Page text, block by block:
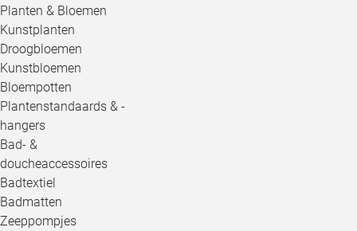
Planten & Bloemen
Kunstplanten
Droogbloemen
Kunstbloemen
Bloempotten
Plantenstandaards & -
hangers
Bad- &
doucheaccessoires
Badtextiel
Badmatten
Zeeppompjes